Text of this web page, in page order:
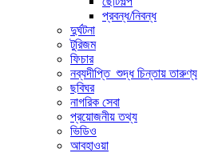
প্রবন্ধ/নিবন্ধ
দুর্ঘটনা
টুরিজম
ফিচার
নব্যদীপ্তি_শুদ্ধ চিন্তায় তারুণ্য
ছবিঘর
নাগরিক সেবা
প্রয়োজনীয় তথ্য
ভিডিও
আবহাওয়া